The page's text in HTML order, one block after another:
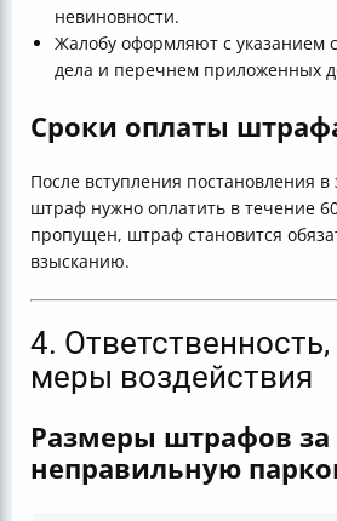
невиновности.
Жалобу оформляют с указанием
дела и перечнем приложенных
Сроки оплаты
После вступления постановления
штраф нужно оплатить в течение
пропущен, штраф становится
взысканию.
4.
меры воздействия
Размеры штрафов за
неправильную